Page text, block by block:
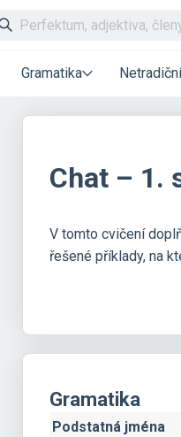
Gramatika Netradiční
Chat – 1.
V tomto cvičení
řešené příklady, na
Gramatika
Podstatná jména